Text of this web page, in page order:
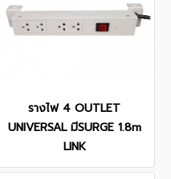
รางไฟ 4 OUTLET
UNIVERSAL มีSURGE 1.8m
LINK